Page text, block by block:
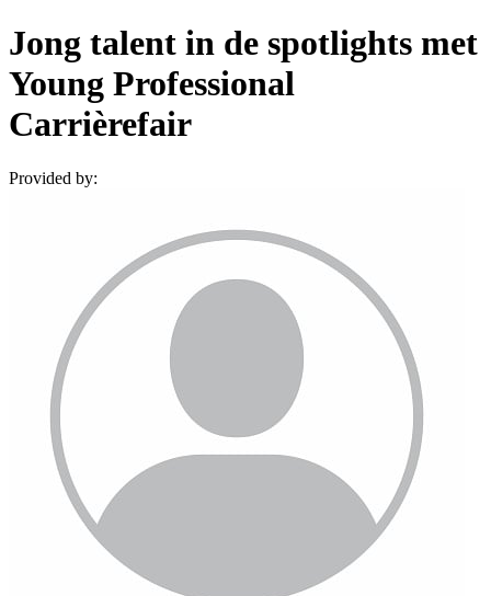
Jong talent in de spotlights met
Young Professional
Carrièrefair
Provided by: